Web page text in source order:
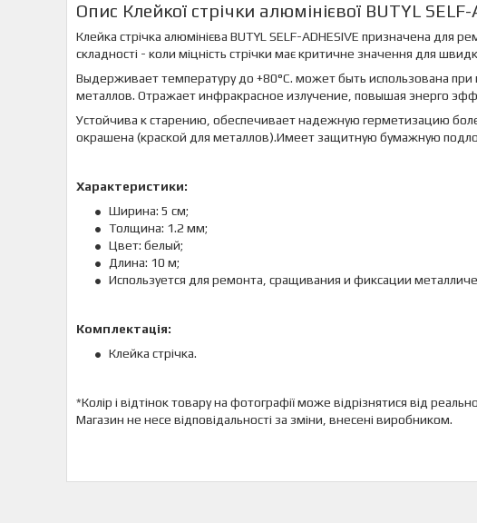
Опис Клейкої стрічки алюмінієвої BUTYL
Клейка стрічка алюмінієва BUTYL SELF-ADHESIVE призначена для
складності - коли міцність стрічки має критичне значення для
Выдерживает температуру до +80°C. может быть использована
металлов. Отражает инфракрасное излучение, повышая энерго
Устойчива к старению, обеспечивает надежную герметизацию
окрашена (краской для металлов).Имеет защитную бумажную
Характеристики:
Ширина: 5 см;
Толщина: 1.2 мм;
Цвет: белый;
Длина: 10 м;
Используется для ремонта, сращивания и фиксации
Комплектація:
Клейка стрічка.
*Колір і відтінок товару на фотографії може відрізнятися від
Магазин не несе відповідальності за зміни, внесені виробником.